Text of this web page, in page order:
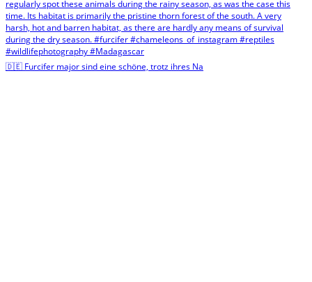
🇩🇪 Furcifer major sind eine schöne, trotz ihres Na